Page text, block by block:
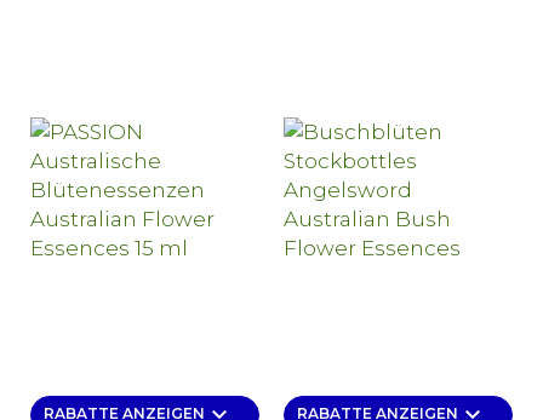
RABATTE ANZEIGEN RABATTE ANZEIGEN